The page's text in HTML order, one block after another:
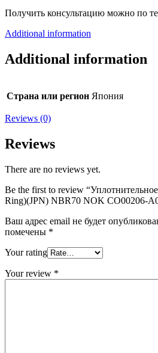
Получить консультацию можно по
Additional information
Additional information
Страна или регион Япония
Reviews (0)
Reviews
There are no reviews yet.
Be the first to review
Ring)(JPN) NBR70 NOK CO00206-
Ваш адрес email не будет
помечены *
Your rating
Your review *